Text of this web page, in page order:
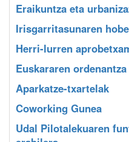
Eraikuntza eta
Irisgarritasunaren
Herri-lurren
Euskararen ordenantza
Aparkatze-txartelak
Coworking Gunea
Udal Pilotalekuaren